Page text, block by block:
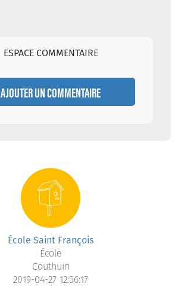
ESPACE COMMENTAIRE
AJOUTER UN COMMENTAIRE
École Saint François
École
Couthuin
2019-04-27 12:56:17